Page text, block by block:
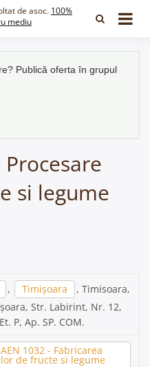
de asoc. 100%
mediu
Publică oferta în grupul
Procesare
si legume
, Timișoara
, Timisoara,
Str. Labirint, Nr. 12,
P, Ap. SP. COM.
1032 - Fabricarea
de fructe si legume